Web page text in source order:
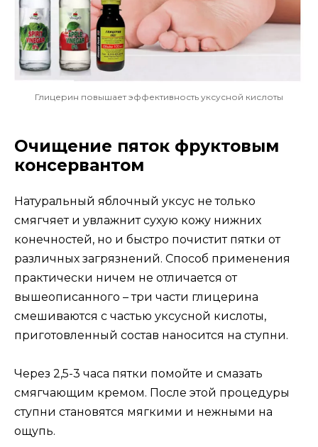
Глицерин повышает эффективность уксусной кислоты
Очищение пяток фруктовым
консервантом
Натуральный яблочный уксус не только
смягчяет и увлажнит сухую кожу нижних
конечностей, но и быстро почистит пятки от
различных загрязнений. Способ применения
практически ничем не отличается от
вышеописанного – три части глицерина
смешиваются с частью уксусной кислоты,
приготовленный состав наносится на ступни.
Через 2,5-3 часа пятки помойте и смазать
смягчающим кремом. После этой процедуры
ступни становятся мягкими и нежными на
ощупь.